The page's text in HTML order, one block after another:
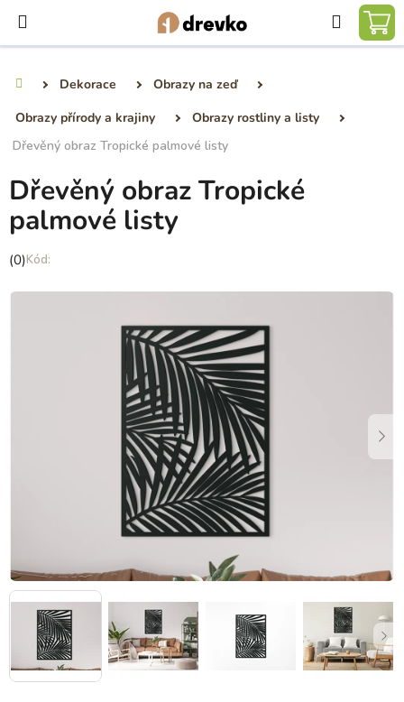
obsah
Hledat
Dekorace
Obrazy na zeď
Obrazy přírody a krajiny
Obrazy rostliny a listy
Dřevěný obraz Tropické palmové listy
Dřevěný obraz Tropické
palmové listy
Průměrné
produktu
(0)